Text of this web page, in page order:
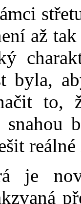
až
byla,
to,
snahou
je